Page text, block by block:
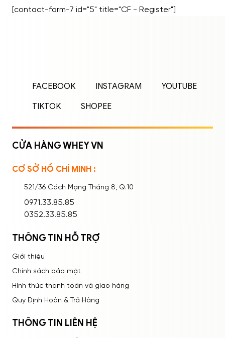
Nhập tên đăng nhập/email và mật khẩu để
Ghi nhớ mật khẩu
[contact-form-7 id="5" title="CF - Register"]
FACEBOOK INSTAGRAM
YOUTUBE
TIKTOK
SHOPEE
CỬA HÀNG WHEY VN
CƠ SỞ HỒ CHÍ MINH :
521/36 Cách Mạng Tháng 8, Q.10
0971.33.85.85
0352.33.85.85
THÔNG TIN HỖ TRỢ
Giới thiệu
Chính sách bảo mật
Hình thức thanh toán và giao hàng
Quy Định Hoàn & Trả Hàng
THÔNG TIN LIÊN HỆ